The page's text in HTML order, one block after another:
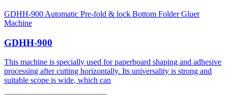
GDHH-900 Automatic Pre-fold & lock Bottom Folder Gluer
Machine
GDHH-900
This machine is specially used for paperboard shaping and adhesive
processing after cutting horizontally. Its universality is strong and
suitable scope is wide, which can